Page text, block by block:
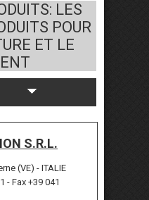
LES
POUR
ET LE
S.R.L.
(VE) - ITALIE
- Fax +39 041